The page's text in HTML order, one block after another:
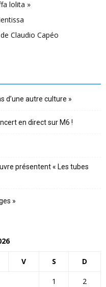
lolita »
Claudio Capéo
d’une autre culture »
en direct sur M6 !
présentent « Les tubes
»
V S D
1
2